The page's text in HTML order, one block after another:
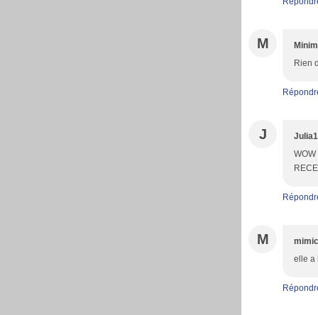
M
Rien
J
M
elle a